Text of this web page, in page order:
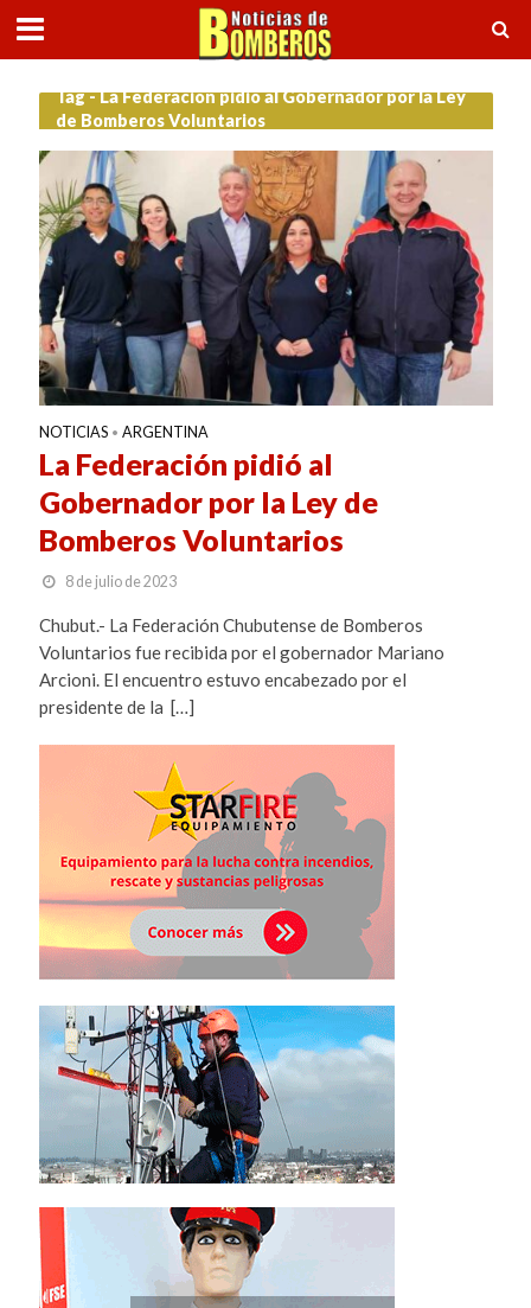
Tag - La Federación pidió al Gobernador por la Ley
de Bomberos Voluntarios
NOTICIAS • ARGENTINA
La Federación pidió al
Gobernador por la Ley de
Bomberos Voluntarios
8 de julio de 2023
Chubut.- La Federación Chubutense de Bomberos
Voluntarios fue recibida por el gobernador Mariano
Arcioni. El encuentro estuvo encabezado por el
presidente de la […]